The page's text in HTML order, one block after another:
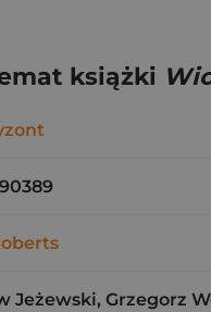
książki
Jeżewski, Grzegorz